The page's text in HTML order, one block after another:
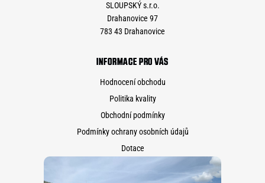
SLOUPSKÝ s.r.o.
Drahanovice 97
783 43 Drahanovice
INFORMACE PRO VÁS
Hodnocení obchodu
Politika kvality
Obchodní podmínky
Podmínky ochrany osobních údajů
Dotace